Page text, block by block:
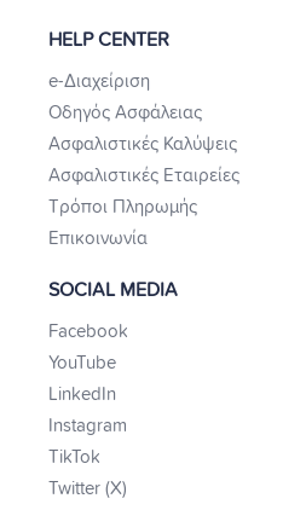
HELP CENTER
e-Διαχείριση
Οδηγός Ασφάλειας
Ασφαλιστικές Καλύψεις
Ασφαλιστικές Εταιρείες
Τρόποι Πληρωμής
Επικοινωνία
SOCIAL MEDIA
Facebook
YouTube
LinkedIn
Instagram
TikTok
Twitter (X)